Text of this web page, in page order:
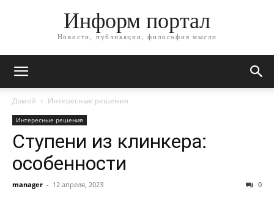
Информ портал
Новости, публикации, философия мысли
Домой Интересные решения
Интересные решения
Ступени из клинкера:
особенности
manager - 12 апреля, 2023 0